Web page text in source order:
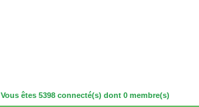
Vous êtes 5398 connecté(s) dont 0 membre(s)